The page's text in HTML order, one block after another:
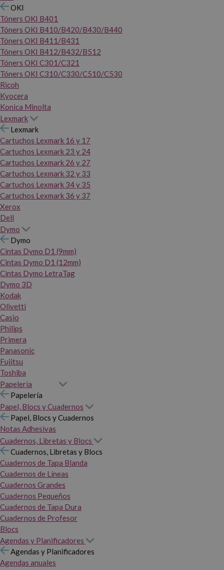
OKI
Tóners OKI B401
Tóners OKI B410/B420/B430/B440
Tóners OKI B411/B431
Tóners OKI B412/B432/B512
Tóners OKI C301/C321
Tóners OKI C310/C330/C510/C530
Ricoh
Kyocera
Konica Minolta
Lexmark
Lexmark
Cartuchos Lexmark 16 y 17
Cartuchos Lexmark 23 y 24
Cartuchos Lexmark 26 y 27
Cartuchos Lexmark 32 y 33
Cartuchos Lexmark 34 y 35
Cartuchos Lexmark 36 y 37
Xerox
Dell
Dymo
Dymo
Cintas Dymo D1 (9mm)
Cintas Dymo D1 (12mm)
Cintas Dymo LetraTag
Dymo 3D
Kodak
Olivetti
Casio
Philips
Primera
Panasonic
Fujitsu
Toshiba
Papelería
Papelería
Papel, Blocs y Cuadernos
Papel, Blocs y Cuadernos
Notas Adhesivas
Cuadernos, Libretas y Blocs
Cuadernos, Libretas y Blocs
Cuadernos de Tapa Blanda
Cuadernos de Líneas
Cuadernos Grandes
Cuadernos Pequeños
Cuadernos de Tapa Dura
Cuadernos de Profesor
Blocs
Agendas y Planificadores
Agendas y Planificadores
Agendas anuales